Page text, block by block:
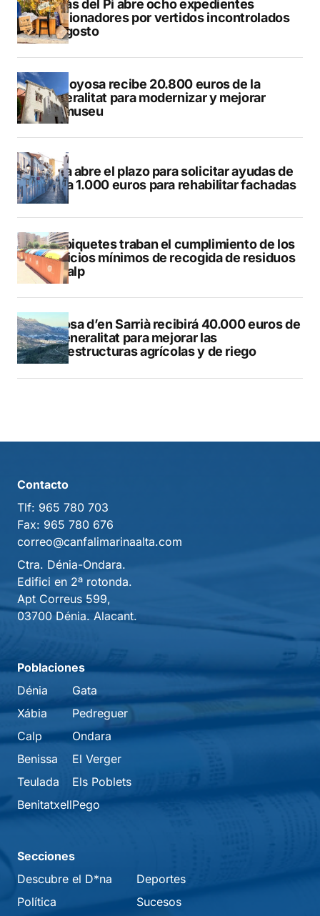
L’Alfàs del Pi abre ocho expedientes
sancionadores por vertidos incontrolados
en agosto
Villajoyosa recibe 20.800 euros de la
Generalitat para modernizar y mejorar
Vilamuseu
Altea abre el plazo para solicitar ayudas de
hasta 1.000 euros para rehabilitar fachadas
Los piquetes traban el cumplimiento de los
servicios mínimos de recogida de residuos
en Calp
Callosa d’en Sarrià recibirá 40.000 euros de
la Generalitat para mejorar las
infraestructuras agrícolas y de riego
Contacto
Tlf: 965 780 703
Fax: 965 780 676
correo@canfalimarinaalta.com
Ctra. Dénia-Ondara.
Edifici en 2ª rotonda.
Apt Correus 599,
03700 Dénia. Alacant.
Poblaciones
Dénia
Xábia
Calp
Benissa
Teulada
Benitatxell
Gata
Pedreguer
Ondara
El Verger
Els Poblets
Pego
Secciones
Descubre el D*na
Política
Deportes
Sucesos